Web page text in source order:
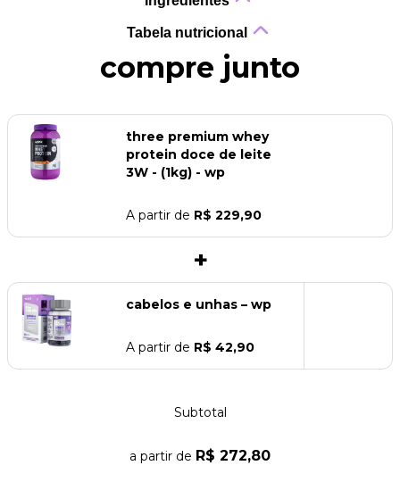
Tabela nutricional
compre junto
three premium whey
protein doce de leite
3W - (1kg) - wp
A partir de R$ 229,90
+
cabelos e unhas – wp
A partir de R$ 42,90
Subtotal
a partir de R$ 272,80